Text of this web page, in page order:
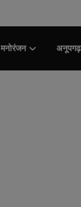
मनोरंजन अनूपगढ़